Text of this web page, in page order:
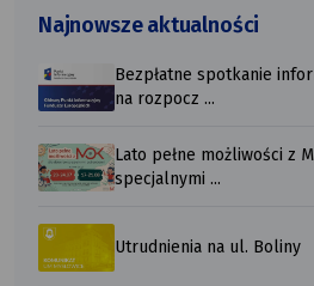
Najnowsze aktualności
Bezpłatne spotkanie
na rozpocz ...
Lato pełne możliwości z
specjalnymi ...
Utrudnienia na ul. Boliny